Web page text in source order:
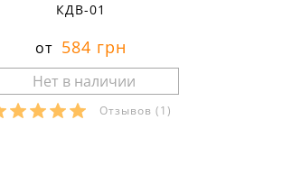
КДВ-01
от 584 грн
Отзывов (1)